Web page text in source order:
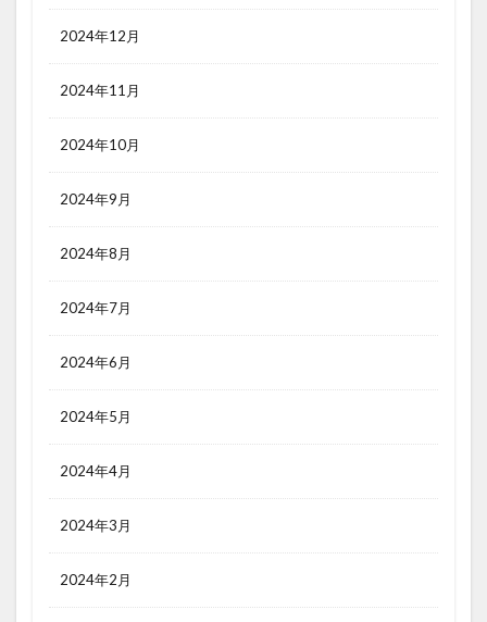
2024年12月
2024年11月
2024年10月
2024年9月
2024年8月
2024年7月
2024年6月
2024年5月
2024年4月
2024年3月
2024年2月